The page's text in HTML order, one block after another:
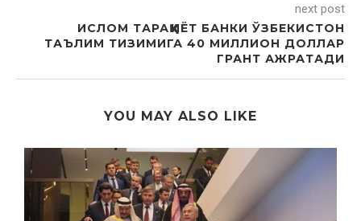
next post
ИСЛОМ ТАРАҚҚИЁТ БАНКИ ЎЗБЕКИСТОН
ТАЪЛИМ ТИЗИМИГА 40 МИЛЛИОН ДОЛЛАР
ГРАНТ АЖРАТАДИ
YOU MAY ALSO LIKE